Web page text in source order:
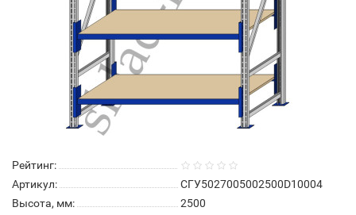
Рейтинг:
Артикул:
СГУ5027005002500D10004
Высота, мм:
2500